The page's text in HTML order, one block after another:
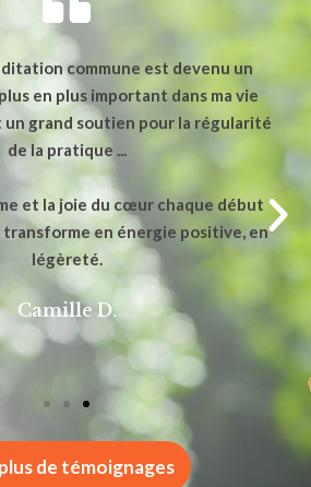
commune est devenu un
en plus important dans ma vie
un grand soutien pour la régularité
de la pratique ...
et la joie du cœur chaque début
transforme en énergie positive, en
légèreté.
Camille D.
de témoignages